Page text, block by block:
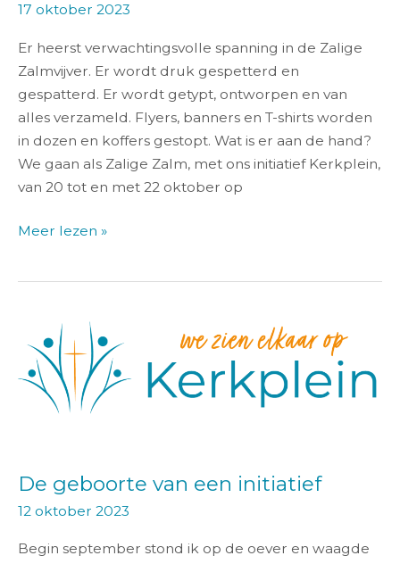
17 oktober 2023
Er heerst verwachtingsvolle spanning in de Zalige
Zalmvijver. Er wordt druk gespetterd en
gespatterd. Er wordt getypt, ontworpen en van
alles verzameld. Flyers, banners en T-shirts worden
in dozen en koffers gestopt. Wat is er aan de hand?
We gaan als Zalige Zalm, met ons initiatief Kerkplein,
van 20 tot en met 22 oktober op
Meer lezen »
De geboorte van een initiatief
12 oktober 2023
Begin september stond ik op de oever en waagde
geboorte
van
een